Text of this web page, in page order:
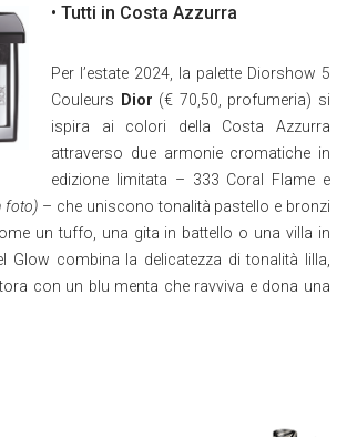
• Tutti in Costa Azzurra
Per l’estate 2024, la palette Diorshow 5
Couleurs
Dior (€ 70,50, profumeria) si
ispira ai colori della Costa Azzurra
attraverso due armonie cromatiche in
edizione limitata – 333 Coral Flame e
foto) – che uniscono tonalità pastello e bronzi
un tuffo, una gita in battello o una villa in
Glow combina la delicatezza di tonalità lilla,
con un blu menta che ravviva e dona una